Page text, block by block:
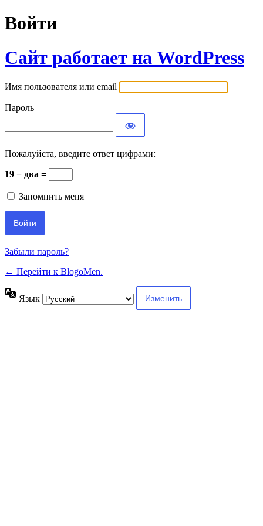
Войти
Сайт работает на WordPress
Имя пользователя или email
Пароль
Пожалуйста, введите ответ цифрами:
19 − два =
Запомнить меня
Забыли пароль?
← Перейти к BlogoMen.
Язык